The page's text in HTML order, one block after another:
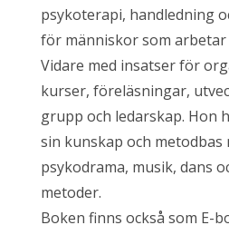
psykoterapi, handledning
för människor som arbetar
Vidare med insatser för
kurser, föreläsningar,
grupp och ledarskap. Hon
sin kunskap och metodbas
psykodrama, musik, dans
metoder.
Boken finns också som E-